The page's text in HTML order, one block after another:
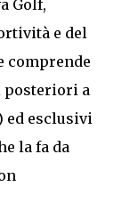
Golf,
e del
comprende
posteriori a
ed esclusivi
la fa da